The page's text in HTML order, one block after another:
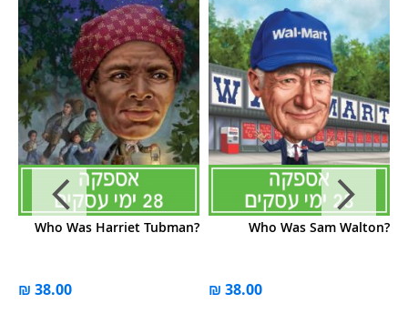
Who Was Harriet Tubman? Who Was Sam Walton?